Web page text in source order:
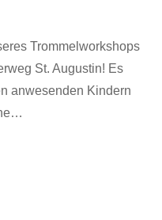
Trommelworkshops
St. Augustin! Es
anwesenden Kindern